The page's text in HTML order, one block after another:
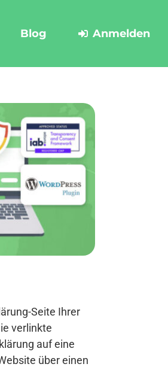
Blog Anmelden
Seite Ihrer
verlinkte
auf eine
über einen